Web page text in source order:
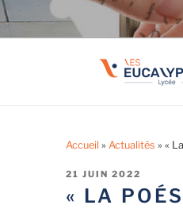
Accueil »Actualités »«
PUBLIÉ
21 JUIN 2022
« LA